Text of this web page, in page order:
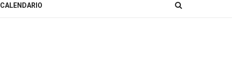
CALENDARIO